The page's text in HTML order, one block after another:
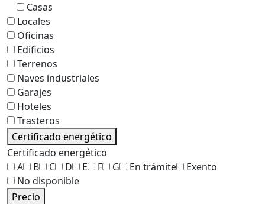
Casas
Locales
Oficinas
Edificios
Terrenos
Naves industriales
Garajes
Hoteles
Trasteros
Certificado energético
Certificado energético
A
B C D E F G En trámite
Exento
No disponible
Precio